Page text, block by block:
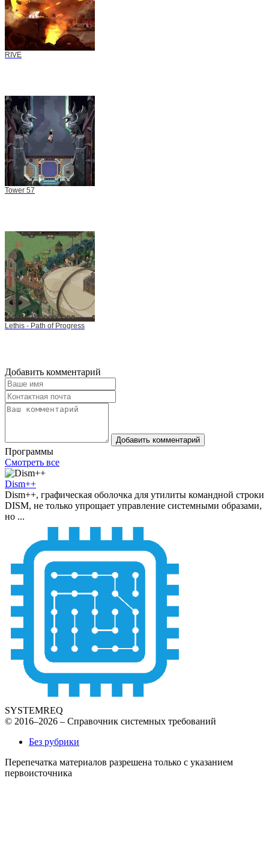
RIVE
Tower 57
Lethis - Path of Progress
Добавить комментарий
Добавить комментарий
Программы
Смотреть все
Dism++
Dism++, графическая оболочка для утилиты командной строки
DISM, не только упрощает управление системными образами,
но ...
SYSTEMREQ
© 2016–2026 – Справочник системных требований
Без рубрики
Перепечатка материалов разрешена только с указанием
первоисточника